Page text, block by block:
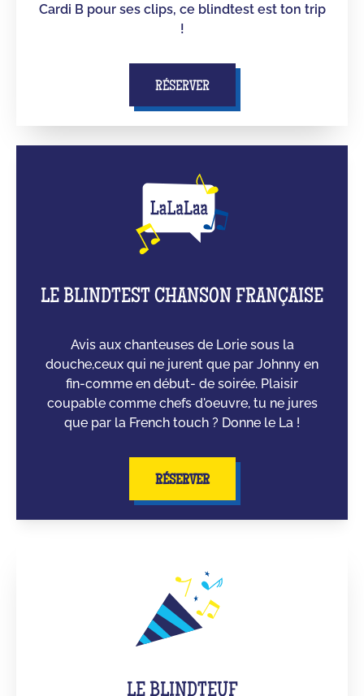
Cardi B pour ses clips, ce blindtest est ton trip
!
RÉSERVER
LE BLINDTEST CHANSON FRANÇAISE
Avis aux chanteuses de Lorie sous la
douche,ceux qui ne jurent que par Johnny en
fin-comme en début- de soirée. Plaisir
coupable comme chefs d'oeuvre, tu ne jures
que par la French touch ? Donne le La !
RÉSERVER